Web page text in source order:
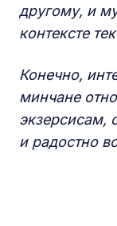
другому, и
контексте
Конечно,
минчане
экзерсисам,
и радостно